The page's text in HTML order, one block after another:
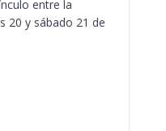
entre la
20 y sábado 21 de